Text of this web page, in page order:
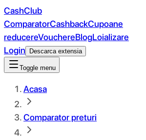
CashClub
ComparatorCashbackCupoane
reducereVouchereBlogLoializare
Login
Descarca extensia
Toggle menu
Acasa
Comparator preturi